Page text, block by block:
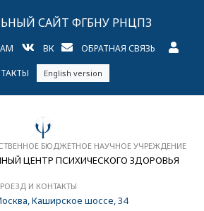
САЙТ ФГБНУ РНЦПЗ
ВК ОБРАТНАЯ СВЯЗЬ
English version
БЮДЖЕТНОЕ НАУЧНОЕ УЧРЕЖДЕНИЕ
ЦЕНТР ПСИХИЧЕСКОГО ЗДОРОВЬЯ
И КОНТАКТЫ
Каширское шоссе, 34